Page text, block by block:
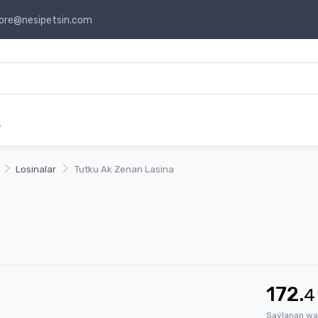
Losinalar Tutku Ak Zenan Lasina
172.4
Saýlanan